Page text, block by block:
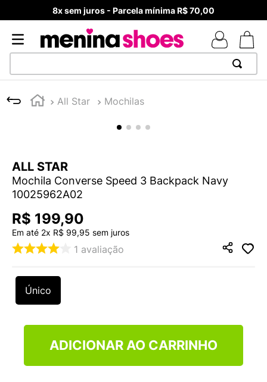
8x sem juros - Parcela mínima R$ 70,00
All Star Mochilas
ALL STAR
Mochila Converse Speed 3 Backpack Navy
10025962A02
R$ 199,90
Em até 2x R$ 99,95 sem juros
1 avaliação
Único
ADICIONAR AO CARRINHO
1
TÊNIS NEWS BALANCE 530
4º
NEW 9060
5º
ADIDAS
º
7 º
MELISSA SLIDE
8º
VANS TÊNIS VANS ULTRARANGE
10º VEJA COUNTRY